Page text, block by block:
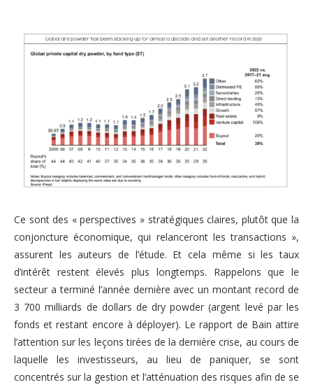
Ce sont des « perspectives » stratégiques claires, plutôt que la
conjoncture économique, qui relanceront les transactions »,
assurent les auteurs de l’étude. Et cela même si les taux
d’intérêt restent élevés plus longtemps. Rappelons que le
secteur a terminé l’année dernière avec un montant record de
3 700 milliards de dollars de dry powder (argent levé par les
fonds et restant encore à déployer). Le rapport de Bain attire
l’attention sur les leçons tirées de la dernière crise, au cours de
laquelle les investisseurs, au lieu de paniquer, se sont
concentrés sur la gestion et l’atténuation des risques afin de se